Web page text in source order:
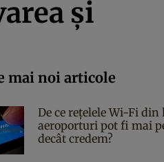
și
mai noi articole
De ce rețelele Wi-Fi
aeroporturi pot fi mai
decât credem?